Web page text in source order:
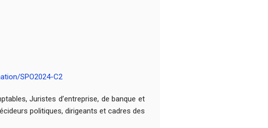
SPO2024-C2
Juristes d’entreprise, de banque et
politiques, dirigeants et cadres des